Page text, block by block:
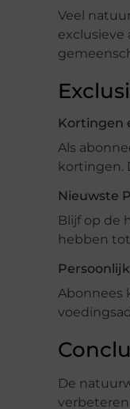
Veel
Kortingen
Als
kortingen.
Nieuwste
Blijf op de
hebben
Abonnees
De